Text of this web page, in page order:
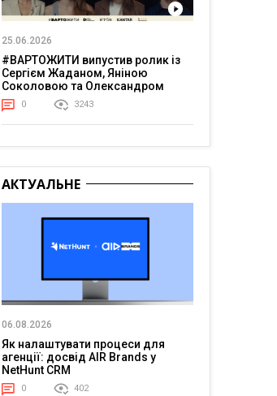
25.06.2026
#ВАРТОЖИТИ випустив ролик із
Сергієм Жаданом, Яніною
Соколовою та Олександром
Тереном про життя в постійній
напрузі
0 3243
АКТУАЛЬНЕ
06.08.2026
Як налаштувати процеси для
агенції: досвід AIR Brands у
NetHunt CRM
0 402